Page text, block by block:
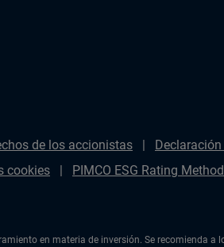
de los accionistas
cookies PIMCO ESG Rating
en materia de inversión. Se recomienda